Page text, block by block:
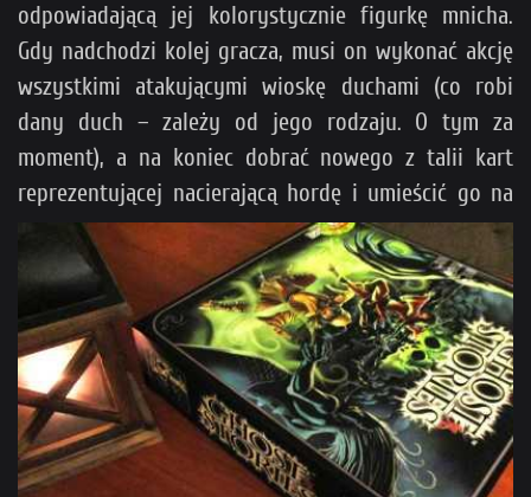
odpowiadającą jej kolorystycznie figurkę mnicha.
Gdy nadchodzi kolej gracza, musi on wykonać akcję
wszystkimi atakującymi wioskę duchami (co robi
dany duch – zależy od jego rodzaju. O tym za
moment), a na koniec dobrać nowego z talii kart
reprezentującej nacierającą hordę i umieścić go na